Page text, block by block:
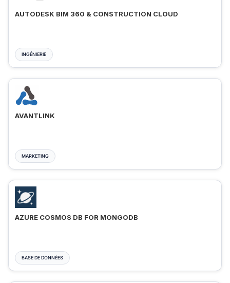
AUTODESK BIM 360 & CONSTRUCTION CLOUD
INGÉNIERIE
AVANTLINK
MARKETING
AZURE COSMOS DB FOR MONGODB
BASE DE DONNÉES